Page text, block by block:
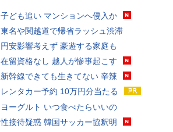
子ども追い マンションへ侵入か
東名や関越道で帰省ラッシュ渋滞
円安影響考えず 豪遊する家庭も
在留資格なし 越人が惨事起こす
新幹線できても生きてない 辛辣
レンタカー予約 10万円分当たる
ヨーグルト いつ食べたらいいの
性接待疑惑 韓国サッカー協釈明